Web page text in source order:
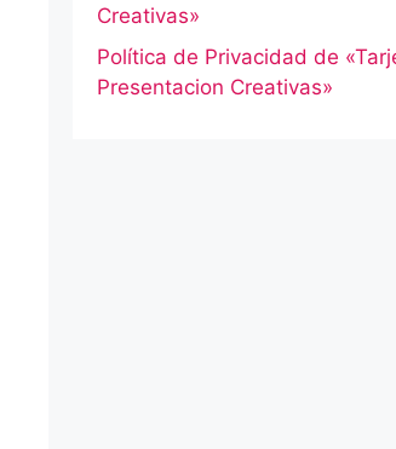
Creativas»
Política de Privacidad de
Presentacion Creativas»